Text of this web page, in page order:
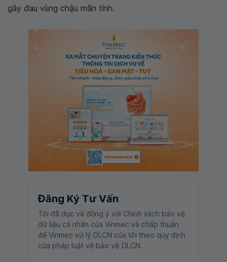
gây đau vùng chậu mãn tính.
Đăng Ký Tư Vấn
Tôi đã đọc và đồng ý với Chính sách bảo vệ
dữ liệu cá nhân của Vinmec và chấp thuận
để Vinmec xử lý DLCN của tôi theo quy định
của pháp luật về bảo vệ DLCN.